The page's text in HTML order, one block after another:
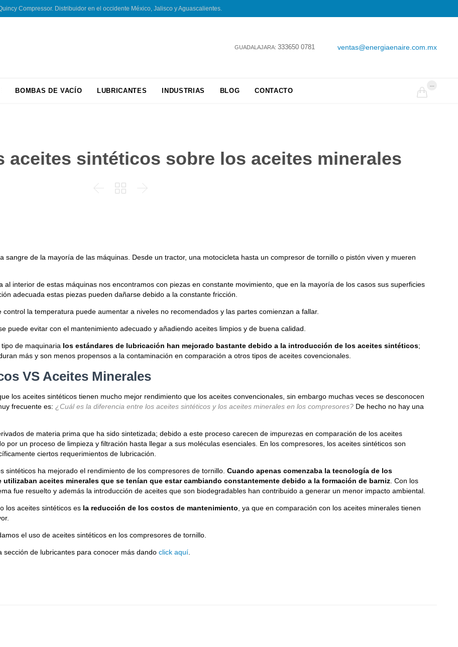
Compressor. Distribuidor en el occidente México, Jalisco y Aguascalientes.
GUADALAJARA: 333650 0781 ventas@energiaenaire.com.mx
to
BOMBAS DE VACÍO LUBRICANTES INDUSTRIAS BLOG CONTACTO 
aceites sintéticos sobre los aceites minerales
  
sangre de la mayoría de las máquinas. Desde un tractor, una motocicleta hasta un compresor de tornillo o pistón viven y mueren
al interior de estas máquinas nos encontramos con piezas en constante movimiento, que en la mayoría de los casos sus superficies
adecuada estas piezas pueden dañarse debido a la constante fricción.
control la temperatura puede aumentar a niveles no recomendados y las partes comienzan a fallar.
puede evitar con el mantenimiento adecuado y añadiendo aceites limpios y de buena calidad.
de maquinaria los estándares de lubricación han mejorado bastante debido a la introducción de los aceites sintéticos;
más y son menos propensos a la contaminación en comparación a otros tipos de aceites covencionales.
VS Aceites Minerales
los aceites sintéticos tienen mucho mejor rendimiento que los aceites convencionales, sin embargo muchas veces se desconocen
frecuente es: ¿Cuál es la diferencia entre los aceites sintéticos y los aceites minerales en los compresores? De hecho no hay una
de materia prima que ha sido sintetizada; debido a este proceso carecen de impurezas en comparación de los aceites
por un proceso de limpieza y filtración hasta llegar a sus moléculas esenciales. En los compresores, los aceites sintéticos son
ciertos requerimientos de lubricación.
sintéticos ha mejorado el rendimiento de los compresores de tornillo. Cuando apenas comenzaba la tecnología de los
aceites minerales que se tenían que estar cambiando constantemente debido a la formación de barniz. Con los
fue resuelto y además la introducción de aceites que son biodegradables han contribuido a generar un menor impacto ambiental.
los aceites sintéticos es la reducción de los costos de mantenimiento, ya que en comparación con los aceites minerales tienen
el uso de aceites sintéticos en los compresores de tornillo.
sección de lubricantes para conocer más dando click aquí.